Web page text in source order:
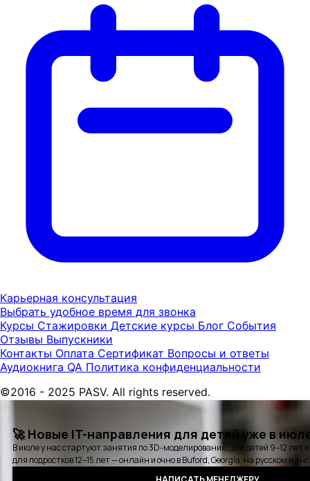
Карьерная консультация
Выбрать удобное время для звонка
Курсы Стажировки Детские курсы Блог События
Отзывы Выпускники
Контакты Оплата Сертификат Вопросы и ответы
Аудиокнига QA Политика конфиденциальности
©2016 - 2025 PASV. All rights reserved.